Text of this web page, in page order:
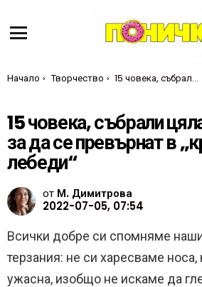
Ти си тук:
Начало Творчество 15 човека, събрали цялата си воля, за да се превърнат в „красиви лебеди“
15 човека, събрали
за да се превърнат в
лебеди“
от М. Димитрова
2022-07-05, 07:54
Всички добре си спомняме
терзания: не си харесваме носа,
ужасна, изобщо не искаме да